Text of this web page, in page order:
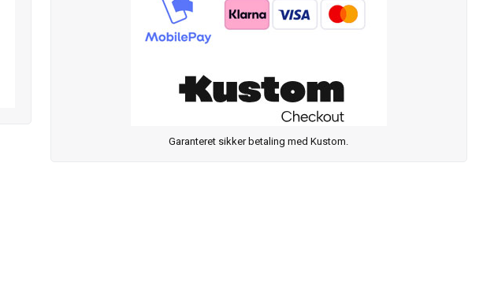
Garanteret sikker betaling med Kustom.